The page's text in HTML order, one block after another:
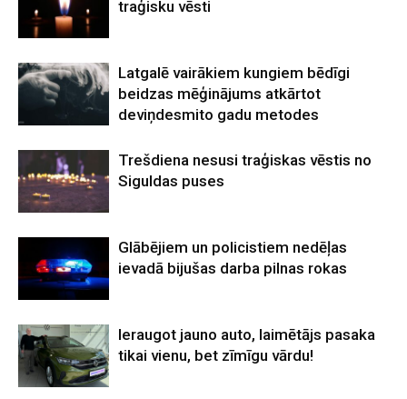
traģisku vēsti
Latgalē vairākiem kungiem bēdīgi
beidzas mēģinājums atkārtot
deviņdesmito gadu metodes
Trešdiena nesusi traģiskas vēstis no
Siguldas puses
Glābējiem un policistiem nedēļas
ievadā bijušas darba pilnas rokas
Ieraugot jauno auto, laimētājs pasaka
tikai vienu, bet zīmīgu vārdu!